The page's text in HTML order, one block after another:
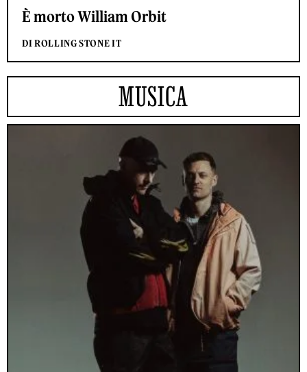
È morto William Orbit
DI ROLLING STONE IT
MUSICA